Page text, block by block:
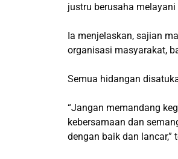
justru berusaha
Ia menjelaskan, sajian
organisasi masyarakat,
Semua hidangan
“Jangan memandang
kebersamaan dan
dengan baik dan lancar,”